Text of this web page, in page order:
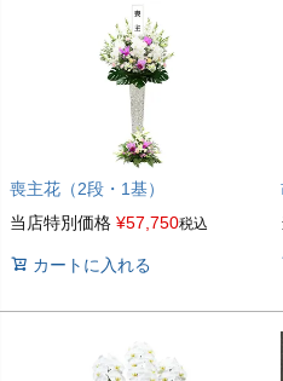
喪主花（2段・1基）
当店特別価格 ¥57,750税込
カートに入れる